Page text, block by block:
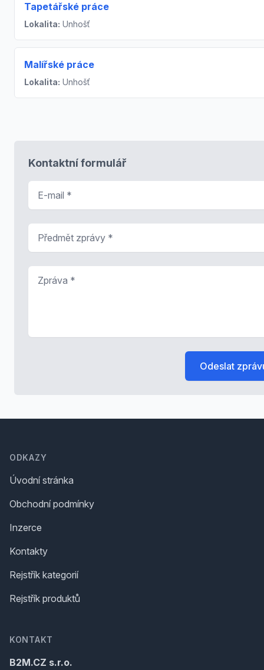
Tapetářské práce
Lokalita: Unhošť
Malířské práce
Lokalita: Unhošť
Kontaktní formulář
Odeslat
ODKAZY
Úvodní stránka
Obchodní podmínky
Inzerce
Kontakty
Rejstřík kategorií
Rejstřík produktů
KONTAKT
B2M.CZ s.r.o.